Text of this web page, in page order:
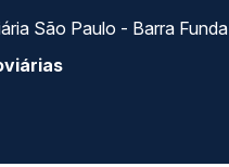
São Paulo - Barra Funda